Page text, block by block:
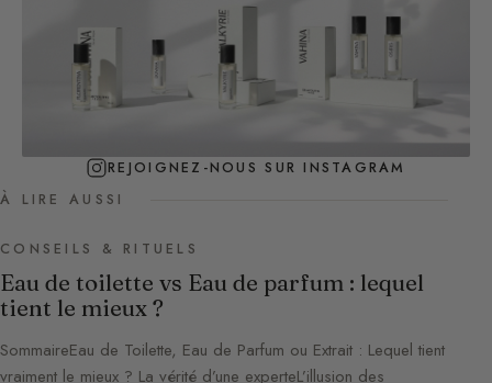
REJOIGNEZ-NOUS SUR INSTAGRAM
À LIRE AUSSI
CONSEILS & RITUELS
Eau de toilette vs Eau de parfum : lequel
tient le mieux ?
SommaireEau de Toilette, Eau de Parfum ou Extrait : Lequel tient
vraiment le mieux ? La vérité d’une experteL’illusion des